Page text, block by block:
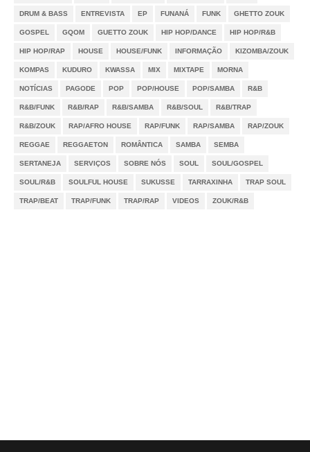
DRUM & BASS ENTREVISTA EP FUNANÁ FUNK GHETTO ZOUK
GOSPEL GQOM GUETTO ZOUK HIP HOP/DANCE HIP HOP/R&B
HIP HOP/RAP HOUSE HOUSE/FUNK INFORMAÇÃO KIZOMBA/ZOUK
KOMPAS KUDURO KWASSA MIX MIXTAPE MORNA
NOTÍCIAS PAGODE POP POP/HOUSE POP/SAMBA R&B
R&B/FUNK R&B/RAP R&B/SAMBA R&B/SOUL R&B/TRAP
R&B/ZOUK RAP/AFRO HOUSE RAP/FUNK RAP/SAMBA RAP/ZOUK
REGGAE REGGAETON ROMÂNTICA SAMBA SEMBA
SERTANEJA SERVIÇOS SOBRE NÓS SOUL SOUL/GOSPEL
SOUL/R&B SOULFUL HOUSE SUKUSSE TARRAXINHA TRAP SOUL
TRAP/BEAT TRAP/FUNK TRAP/RAP VIDEOS ZOUK/R&B